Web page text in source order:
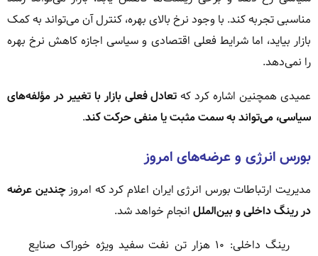
مناسبی تجربه کند. با وجود نرخ بالای بهره، کنترل آن می‌تواند به کمک
بازار بیاید، اما شرایط فعلی اقتصادی و سیاسی اجازه کاهش نرخ بهره
را نمی‌دهد.
عمیدی همچنین اشاره کرد که تعادل فعلی بازار با تغییر در مؤلفه‌های
سیاسی، می‌تواند به سمت مثبت یا منفی حرکت کند.
بورس انرژی و عرضه‌های امروز
مدیریت ارتباطات بورس انرژی ایران اعلام کرد که امروزچندین عرضه
در رینگ داخلی و بین‌الملل انجام خواهد شد.
رینگ داخلی: ۱۰ هزار تن نفت سفید ویژه خوراک صنایع